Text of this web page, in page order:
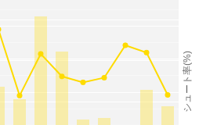
シュート率(%)